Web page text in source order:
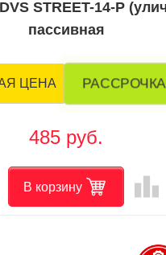
STREET-14-Р
пассивная
ЦЕНА РАССРОЧКА
485 руб.
В корзину leaderboard